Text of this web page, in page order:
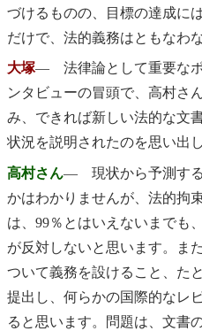
づけるものの、目標の達成に
だけで、法的義務はともなわ
大塚― 法律論として重要なポ
ンタビューの冒頭で、高村さ
み、できれば新しい法的な文
状況を説明されたのを思い出し
高村さん― 現状から予測する
かはわかりませんが、法的拘
は、99％とはいえないまでも
が反対しないと思います。ま
ついて義務を設けること、た
提出し、何らかの国際的なレ
ると思います。問題は、文書